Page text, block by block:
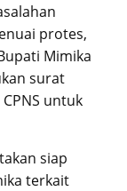
protes,
Mimika
surat
untuk
siap
terkait